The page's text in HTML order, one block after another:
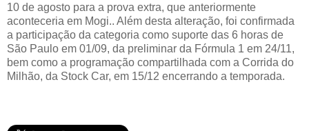
10 de agosto para a prova extra, que anteriormente
aconteceria em Mogi.. Além desta alteração, foi confirmada
a participação da categoria como suporte das 6 horas de
São Paulo em 01/09, da preliminar da Fórmula 1 em 24/11,
bem como a programação compartilhada com a Corrida do
Milhão, da Stock Car, em 15/12 encerrando a temporada.